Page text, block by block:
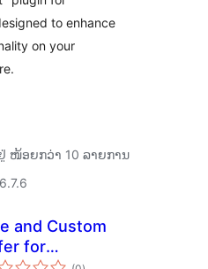
to enhance
on your
ໜ້ອຍກວ່າ 10 ລາຍການ
and Custom
for
ຄະແນນ